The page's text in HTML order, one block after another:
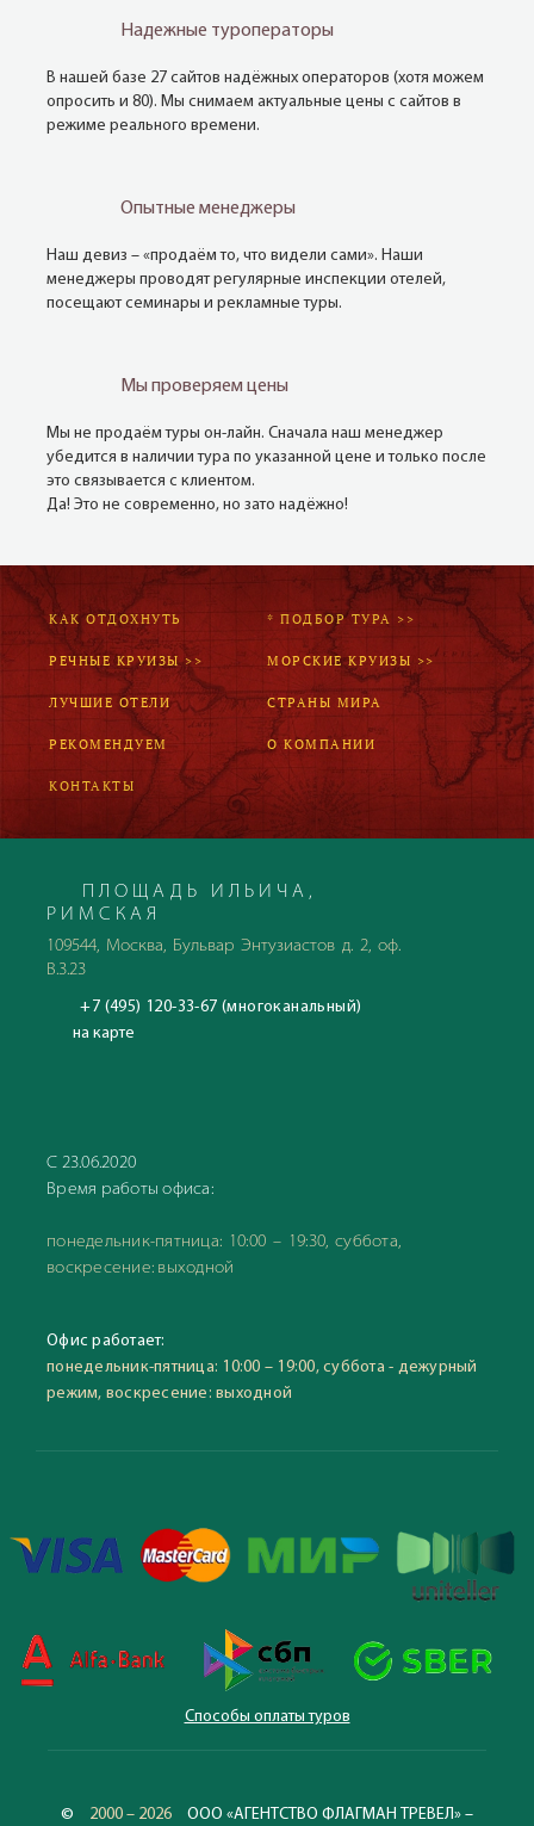
Надежные туроператоры
В нашей базе 27 сайтов надёжных операторов (хотя можем
опросить и 80). Мы снимаем актуальные цены с сайтов в
режиме реального времени.
Опытные менеджеры
Наш девиз – «продаём то, что видели сами». Наши
менеджеры проводят регулярные инспекции отелей,
посещают семинары и рекламные туры.
Мы проверяем цены
Мы не продаём туры он-лайн. Сначала наш менеджер
убедится в наличии тура по указанной цене и только после
это связывается с клиентом.
Да! Это не современно, но зато надёжно!
КАК ОТДОХНУТЬ * ПОДБОР ТУРА >>
РЕЧНЫЕ КРУИЗЫ >> МОРСКИЕ КРУИЗЫ >>
ЛУЧШИЕ ОТЕЛИ СТРАНЫ МИРА
РЕКОМЕНДУЕМ О КОМПАНИИ
КОНТАКТЫ
ПЛОЩАДЬ ИЛЬИЧА,
РИМСКАЯ
109544, Москва, Бульвар Энтузиастов д. 2, оф.
В.3.23
+7 (495) 120-33-67 (многоканальный)
на карте
С 23.06.2020
Время работы офиса:
понедельник-пятница: 10:00 – 19:30, суббота,
воскресение: выходной
Офис работает:
понедельник-пятница: 10:00 – 19:00, суббота - дежурный
режим, воскресение: выходной
Способы оплаты туров
© 2000 – 2026 ООО «АГЕНТСТВО ФЛАГМАН ТРЕВЕЛ» –